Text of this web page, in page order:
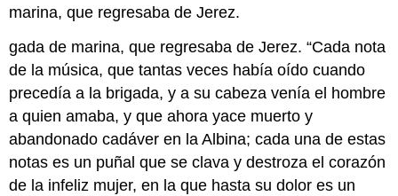
marina, que regresaba de Jerez.
gada de marina, que regresaba de Jerez. “Cada nota
de la música, que tantas veces había oído cuando
precedía a la brigada, y a su cabeza venía el hombre
a quien amaba, y que ahora yace muerto y
abandonado cadáver en la Albina; cada una de estas
notas es un puñal que se clava y destroza el corazón
de la infeliz mujer, en la que hasta su dolor es un